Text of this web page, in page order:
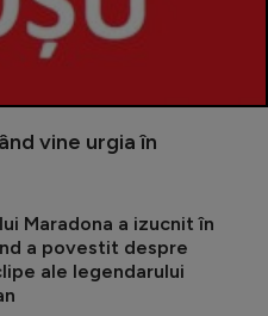
vine urgia în
Maradona a izucnit în
a povestit despre
ale legendarului